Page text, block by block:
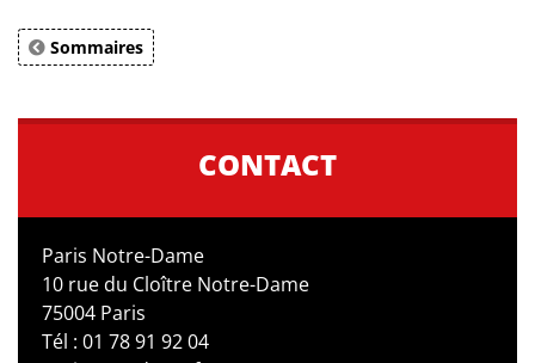
Sommaires
CONTACT
Paris Notre-Dame
10 rue du Cloître Notre-Dame
75004 Paris
Tél : 01 78 91 92 04